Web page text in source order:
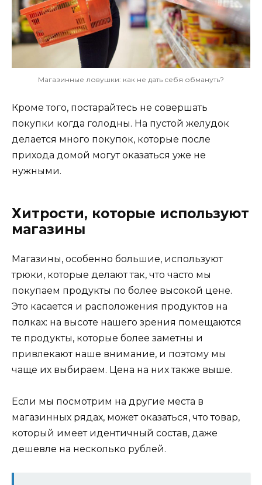
Магазинные ловушки: как не дать себя обмануть?
Кроме того, постарайтесь не совершать
покупки когда голодны. На пустой желудок
делается много покупок, которые после
прихода домой могут оказаться уже не
нужными.
Хитрости, которые используют
магазины
Магазины, особенно большие, используют
трюки, которые делают так, что часто мы
покупаем продукты по более высокой цене.
Это касается и расположения продуктов на
полках: на высоте нашего зрения помещаются
те продукты, которые более заметны и
привлекают наше внимание, и поэтому мы
чаще их выбираем. Цена на них также выше.
Если мы посмотрим на другие места в
магазинных рядах, может оказаться, что товар,
который имеет идентичный состав, даже
дешевле на несколько рублей.